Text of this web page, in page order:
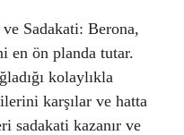
Sadakati: Berona,
en ön planda tutar.
kolaylıkla
karşılar ve hatta
sadakati kazanır ve